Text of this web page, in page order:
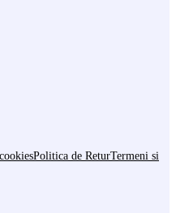
Politica de ReturTermeni si